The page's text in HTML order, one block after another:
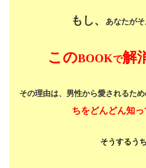
もし、 あなたがそ
このBOOKで解
その理由は、男性から愛されるた
ちをどんどん知っ
そうするうち